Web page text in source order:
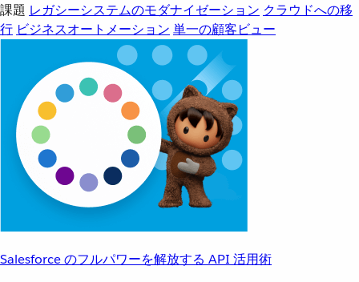
課題 レガシーシステムのモダナイゼーション クラウドへの移
行 ビジネスオートメーション 単一の顧客ビュー
Salesforce のフルパワーを解放する API 活用術